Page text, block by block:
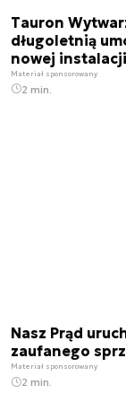
Tauron
długoletnią
nowej instalacji
Materiał sponsorowany
2 min.
Nasz Prąd
zaufanego
Materiał sponsorowany
2 min.